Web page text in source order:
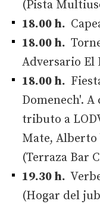
(Pista
18.00 h.
18.00 h.
Adversario El
18.00 h.
Domenech'.
tributo a
Mate, Alberto
(Terraza Bar
19.30 h.
(Hogar del